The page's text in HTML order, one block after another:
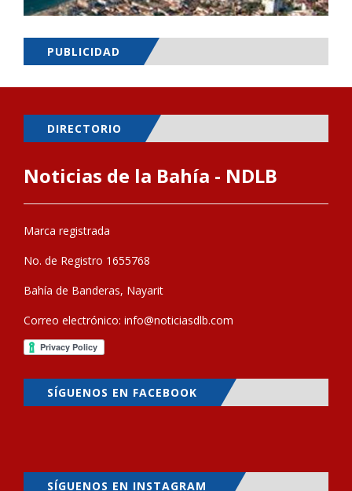
PUBLICIDAD
DIRECTORIO
Noticias de la Bahía - NDLB
Marca registrada
No. de Registro 1655768
Bahía de Banderas, Nayarit
Correo electrónico: info@noticiasdlb.com
SÍGUENOS EN FACEBOOK
SÍGUENOS EN INSTAGRAM